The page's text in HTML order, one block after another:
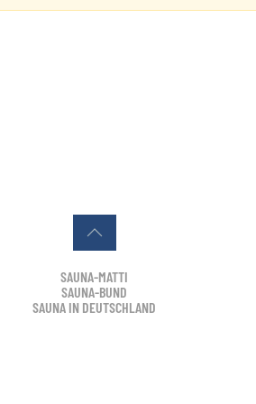
SAUNA-MATTI
SAUNA-BUND
SAUNA IN DEUTSCHLAND